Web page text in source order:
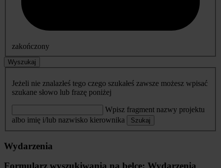
zakończony
Wyszukaj
Jeżeli nie znalazłeś tego czego szukałeś zawsze możesz wpisać
szukane słowo lub frazę poniżej
Wpisz fragment nazwy projektu
albo imię i/lub nazwisko kierownika
Szukaj
Wydarzenia